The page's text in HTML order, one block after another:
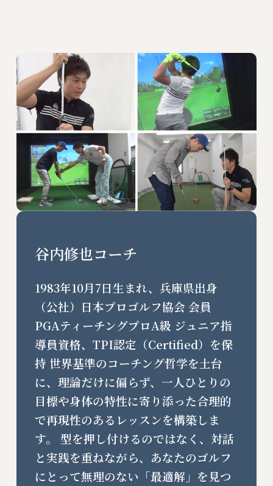
谷内修也コーチ
1983年10月7日生まれ、兵庫県出身
（公社）日本プロゴルフ協会 会員
PGAティーチングプロA級 ジュニア指
導員資格、TPI認定（Certified）を保
持 世界基準のコーチング哲学を土台
に、理論だけに偏らず、一人ひとりの
目標や身体の特性に寄り添った合理的
で再現性のあるレッスンを構築しま
す。 型を押し付けるのではなく、対話
と実践を重ねながら、あなたのゴルフ
にとって無理のない「最適解」を見つ